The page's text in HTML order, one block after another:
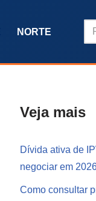
NORTE
Veja mais
Dívida ativa de
negociar em
Como consultar